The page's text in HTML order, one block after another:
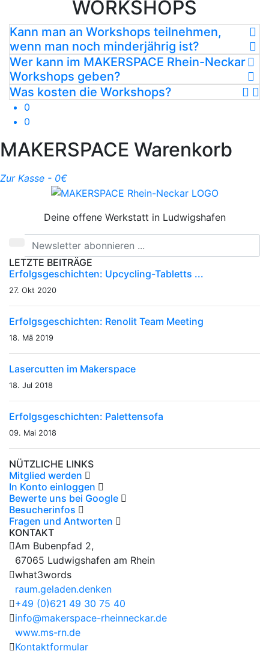
WORKSHOPS
Kann man an Workshops teilnehmen,
wenn man noch minderjährig ist?
Wer kann im MAKERSPACE Rhein-Neckar
Workshops geben?
Was kosten die Workshops?
0
0
MAKERSPACE Warenkorb
Zur Kasse - 0€
Deine offene Werkstatt in Ludwigshafen
LETZTE BEITRÄGE
Erfolgsgeschichten: Upcycling-Tabletts ...
27. Okt 2020
Erfolgsgeschichten: Renolit Team Meeting
18. Mä 2019
Lasercutten im Makerspace
18. Jul 2018
Erfolgsgeschichten: Palettensofa
09. Mai 2018
NÜTZLICHE LINKS
Mitglied werden
In Konto einloggen
Bewerte uns bei Google
Besucherinfos
Fragen und Antworten
KONTAKT
Am Bubenpfad 2,
67065 Ludwigshafen am Rhein
what3words
raum.geladen.denken
+49 (0)621 49 30 75 40
info@makerspace-rheinneckar.de
www.ms-rn.de
Kontaktformular